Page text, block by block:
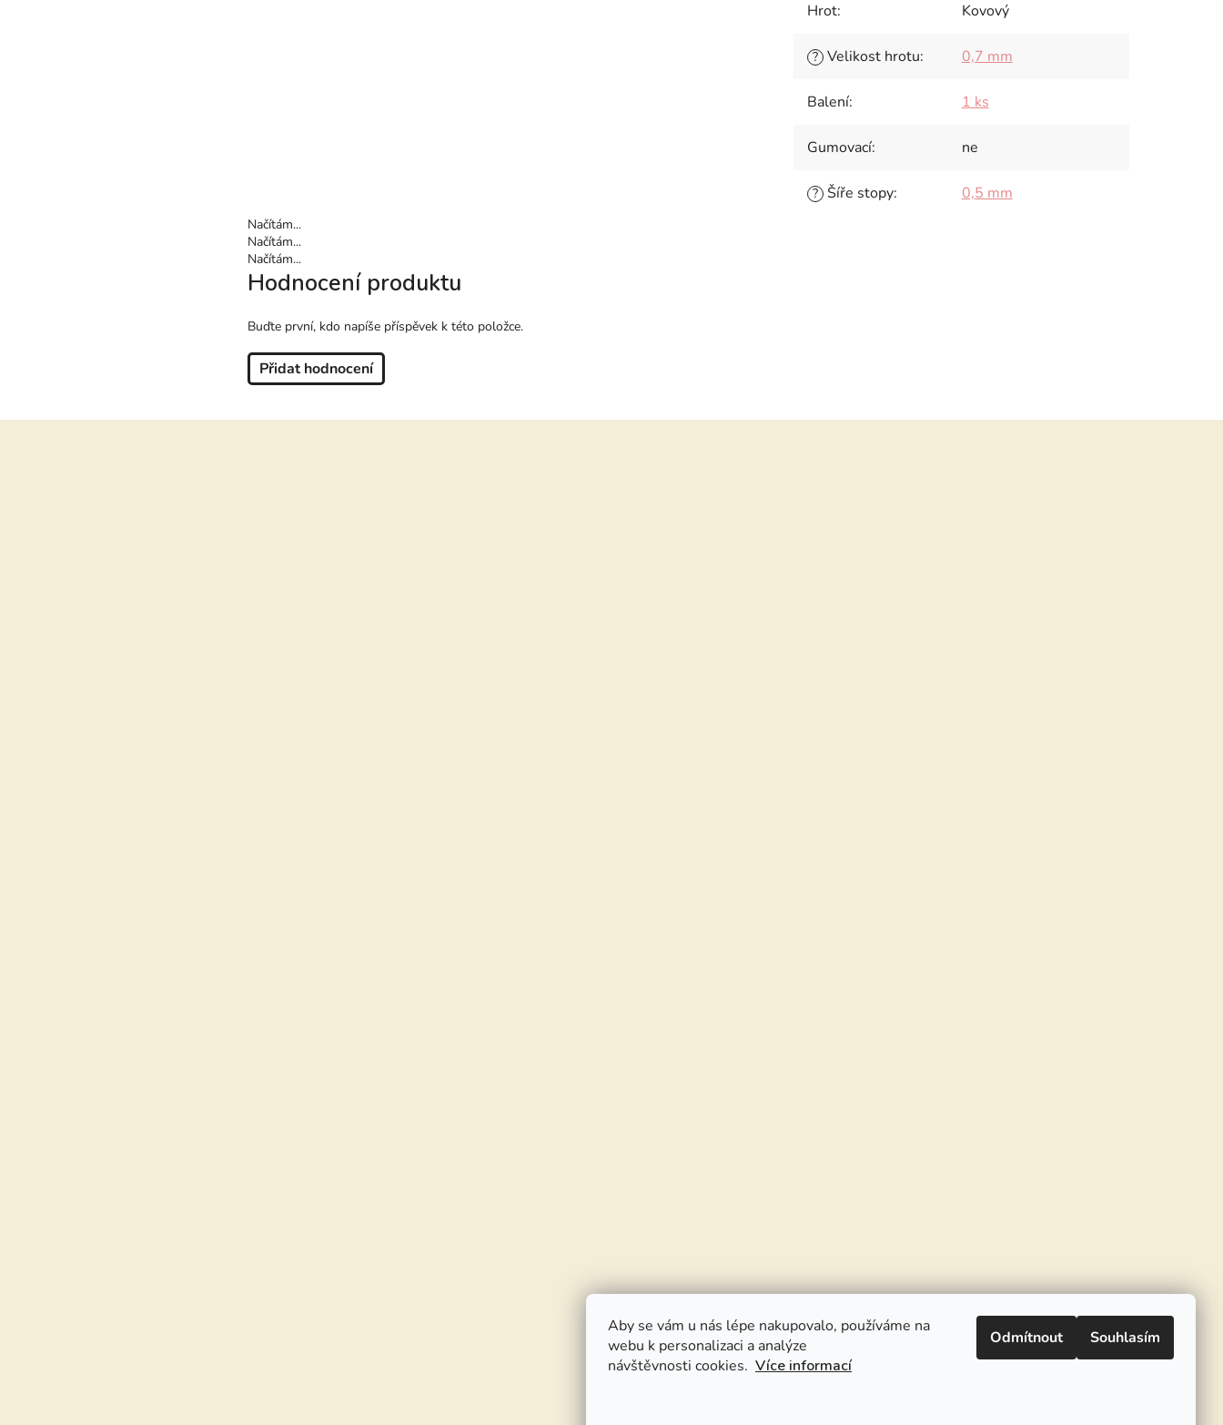
Aby se vám u nás lépe nakupovalo, používáme na
webu k personalizaci a analýze
návštěvnosti cookies. Více informací
Odmítnout Souhlasím
Hrot: Kovový
? Velikost hrotu: 0,7 mm
Balení: 1 ks
Gumovací: ne
? Šíře stopy: 0,5 mm
Načítám...
Načítám...
Načítám...
Hodnocení produktu
Buďte první, kdo napíše příspěvek k této položce.
Přidat hodnocení